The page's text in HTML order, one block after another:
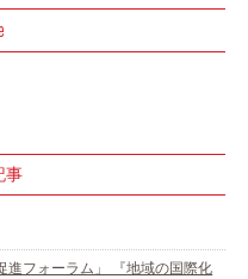
事
進フォーラム」 『地域の国際化